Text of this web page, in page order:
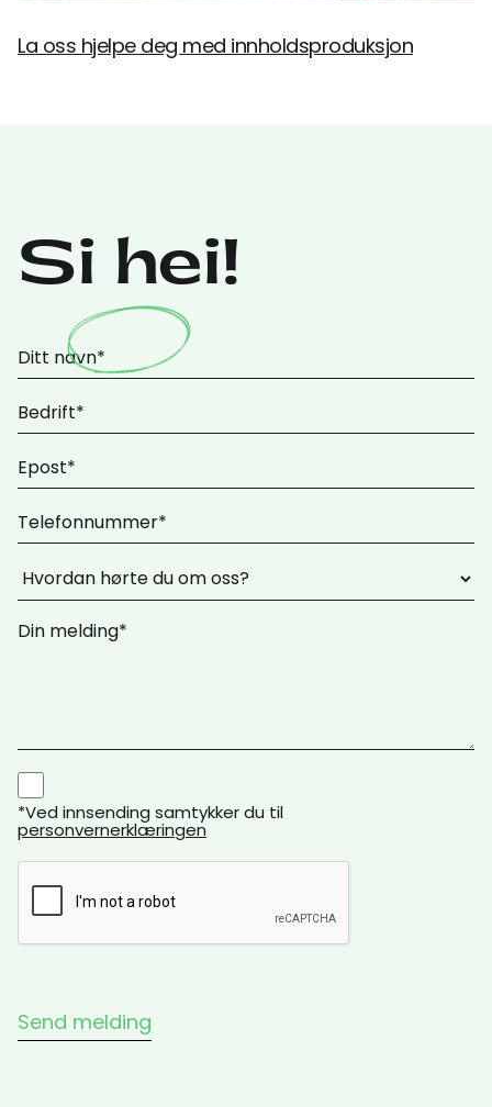
La oss hjelpe deg med innholdsproduksjon
Si hei!
*Ved innsending samtykker du til
personvernerklæringen